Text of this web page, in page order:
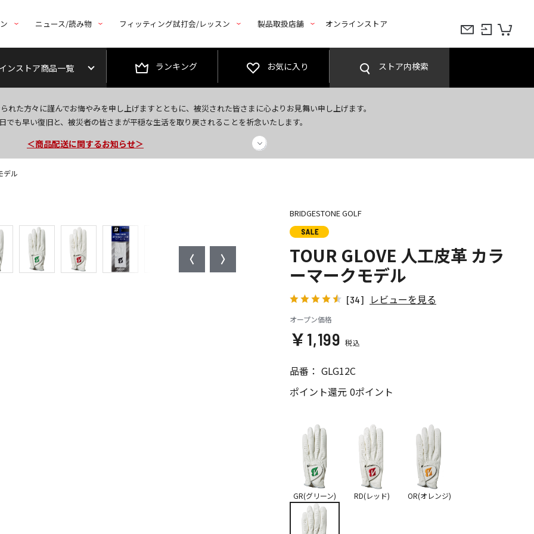
ニュース/読み物 フィッティング試打会/レッスン 製品取扱店舗 オンラインストア
ンストア商品一覧 ランキング お気に入り ストア内検索
れた方々に謹んでお悔やみを申し上げますとともに、被災された皆さまに心よりお見舞い申し上げます。
でも早い復旧と、被災者の皆さまが平穏な生活を取り戻されることを祈念いたします。
今なら新規会員登録で1,000円OFFクーポンプレゼント！
＜商品配送に関するお知らせ＞
＜夏季休暇中のご注文・発送・お問い合わせ＞
デル
BRIDGESTONE GOLF
TOUR GLOVE 人工皮革 カラ
ーマークモデル
[34] レビューを見る
オープン価格
￥1,199
品番： GLG12C
ポイント還元 0ポイント
GR(グリーン) RD(レッド) OR(オレンジ)